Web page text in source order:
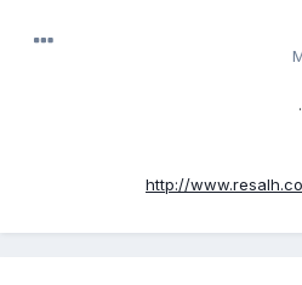
http://